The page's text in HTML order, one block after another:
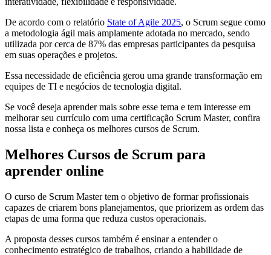
De acordo com o relatório State of Agile 2025, o Scrum segue como
a metodologia ágil mais amplamente adotada no mercado, sendo
utilizada por cerca de 87% das empresas participantes da pesquisa
em suas operações e projetos.
Essa necessidade de eficiência gerou uma grande transformação em
equipes de TI e negócios de tecnologia digital.
Se você deseja aprender mais sobre esse tema e tem interesse em
melhorar seu currículo com uma certificação Scrum Master, confira
nossa lista e conheça os melhores cursos de Scrum.
Melhores Cursos de Scrum para
aprender online
O curso de Scrum Master tem o objetivo de formar profissionais
capazes de criarem bons planejamentos, que priorizem as ordem das
etapas de uma forma que reduza custos operacionais.
A proposta desses cursos também é ensinar a entender o
conhecimento estratégico de trabalhos, criando a habilidade de